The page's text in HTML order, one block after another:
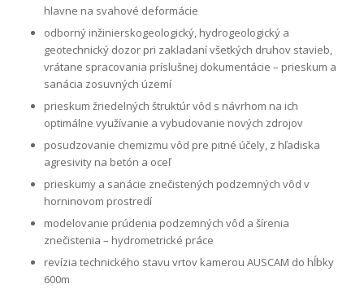
hlavne na svahové deformácie
odborný inžinierskogeologický, hydrogeologický a
geotechnický dozor pri zakladaní všetkých druhov stavieb,
vrátane spracovania príslušnej dokumentácie – prieskum a
sanácia zosuvných území
prieskum žriedelných štruktúr vôd s návrhom na ich
optimálne využívanie a vybudovanie nových zdrojov
posudzovanie chemizmu vôd pre pitné účely, z hľadiska
agresivity na betón a oceľ
prieskumy a sanácie znečistených podzemných vôd v
horninovom prostredí
modelovanie prúdenia podzemných vôd a šírenia
znečistenia – hydrometrické práce
revízia technického stavu vrtov kamerou AUSCAM do hĺbky
600m